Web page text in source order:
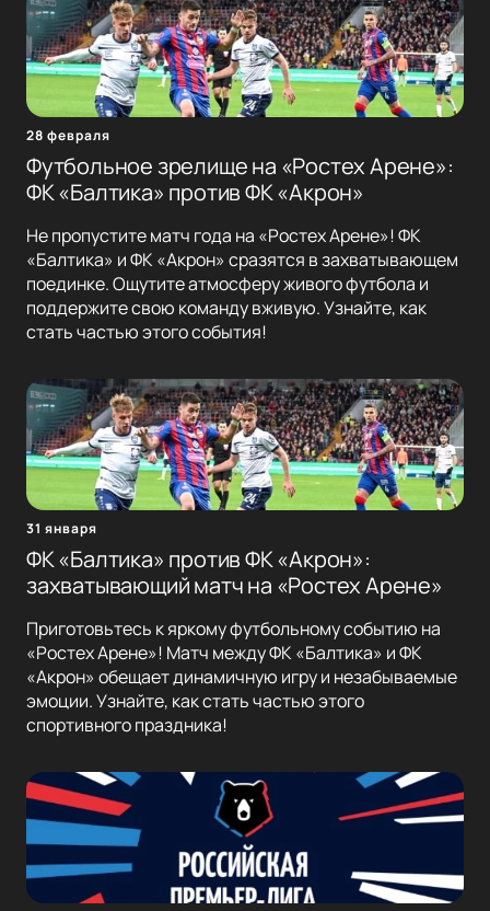
28 февраля
Футбольное зрелище на «Ростех Арене»:
ФК «Балтика» против ФК «Акрон»
Не пропустите матч года на «Ростех Арене»! ФК
«Балтика» и ФК «Акрон» сразятся в захватывающем
поединке. Ощутите атмосферу живого футбола и
поддержите свою команду вживую. Узнайте, как
стать частью этого события!
31 января
ФК «Балтика» против ФК «Акрон»:
захватывающий матч на «Ростех Арене»
Приготовьтесь к яркому футбольному событию на
«Ростех Арене»! Матч между ФК «Балтика» и ФК
«Акрон» обещает динамичную игру и незабываемые
эмоции. Узнайте, как стать частью этого
спортивного праздника!